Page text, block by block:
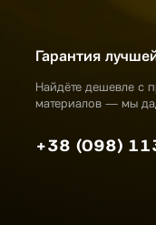
Гарантия
Найдёте дешевле с
материалов — мы
+38 (098)